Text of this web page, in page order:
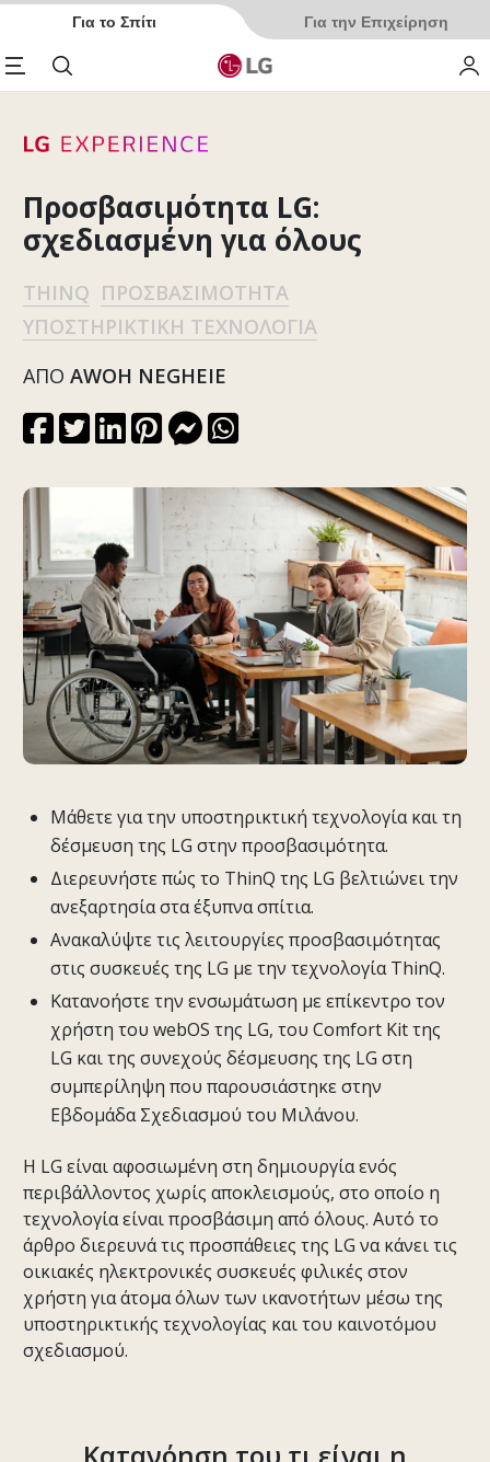
Για το Σπίτι Για την Επιχείρηση
Αναζήτηση My
Προσβασιμότητα LG:
σχεδιασμένη για όλους
THINQ ΠΡΟΣΒΑΣΙΜΌΤΗΤΑ
ΥΠΟΣΤΗΡΙΚΤΙΚΉ ΤΕΧΝΟΛΟΓΊΑ
ΑΠΌAWOH NEGHEIE
Μάθετε για την υποστηρικτική τεχνολογία και τη
δέσμευση της LG στην προσβασιμότητα.
Διερευνήστε πώς το ThinQ της LG βελτιώνει την
ανεξαρτησία στα έξυπνα σπίτια.
Ανακαλύψτε τις λειτουργίες προσβασιμότητας
στις συσκευές της LG με την τεχνολογία ThinQ.
Κατανοήστε την ενσωμάτωση με επίκεντρο τον
χρήστη του webOS της LG, του Comfort Kit της
LG και της συνεχούς δέσμευσης της LG στη
συμπερίληψη που παρουσιάστηκε στην
Εβδομάδα Σχεδιασμού του Μιλάνου.
Η LG είναι αφοσιωμένη στη δημιουργία ενός
περιβάλλοντος χωρίς αποκλεισμούς, στο οποίο η
τεχνολογία είναι προσβάσιμη από όλους. Αυτό το
άρθρο διερευνά τις προσπάθειες της LG να κάνει τις
οικιακές ηλεκτρονικές συσκευές φιλικές στον
χρήστη για άτομα όλων των ικανοτήτων μέσω της
υποστηρικτικής τεχνολογίας και του καινοτόμου
σχεδιασμού.